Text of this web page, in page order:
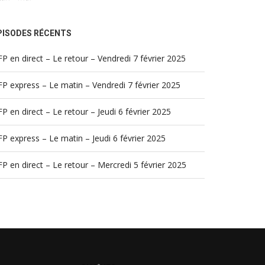
RÉCENTS
en direct – Le retour – Vendredi 7 février 2025
express – Le matin – Vendredi 7 février 2025
en direct – Le retour – Jeudi 6 février 2025
express – Le matin – Jeudi 6 février 2025
en direct – Le retour – Mercredi 5 février 2025